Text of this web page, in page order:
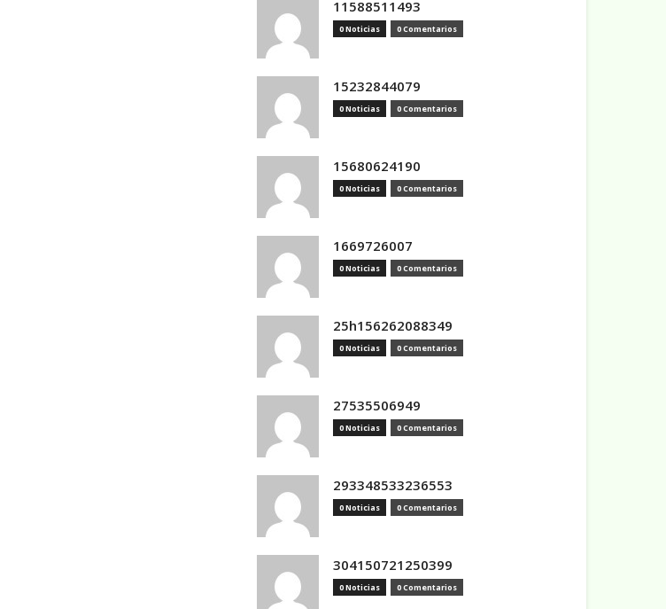
11588511493
0 Noticias 0 Comentarios
15232844079
0 Noticias 0 Comentarios
15680624190
0 Noticias 0 Comentarios
1669726007
0 Noticias 0 Comentarios
25h156262088349
0 Noticias 0 Comentarios
27535506949
0 Noticias 0 Comentarios
293348533236553
0 Noticias 0 Comentarios
304150721250399
0 Noticias 0 Comentarios